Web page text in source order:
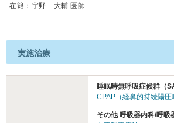
在籍：宇野 大輔 医師
実施治療
睡眠時無呼吸症候群（
CPAP（経鼻的持続陽
その他 呼吸器内科/呼吸